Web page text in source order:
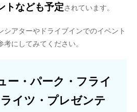
トなども予定されています。
シアターやドライブインでのイベント
にしてみてください。
ー・パーク・フライ
イツ・プレゼンテ